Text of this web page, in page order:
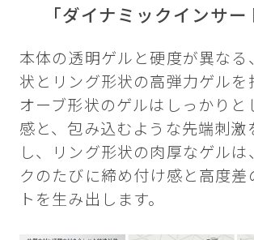
「ダイナミックインサー
本体の透明ゲルと硬度が異なる
状とリング形状の高弾力ゲルを
オーブ形状のゲルはしっかりと
感と、包み込むような先端刺激
し、リング形状の肉厚なゲルは
クのたびに締め付け感と高度差
トを生み出します。